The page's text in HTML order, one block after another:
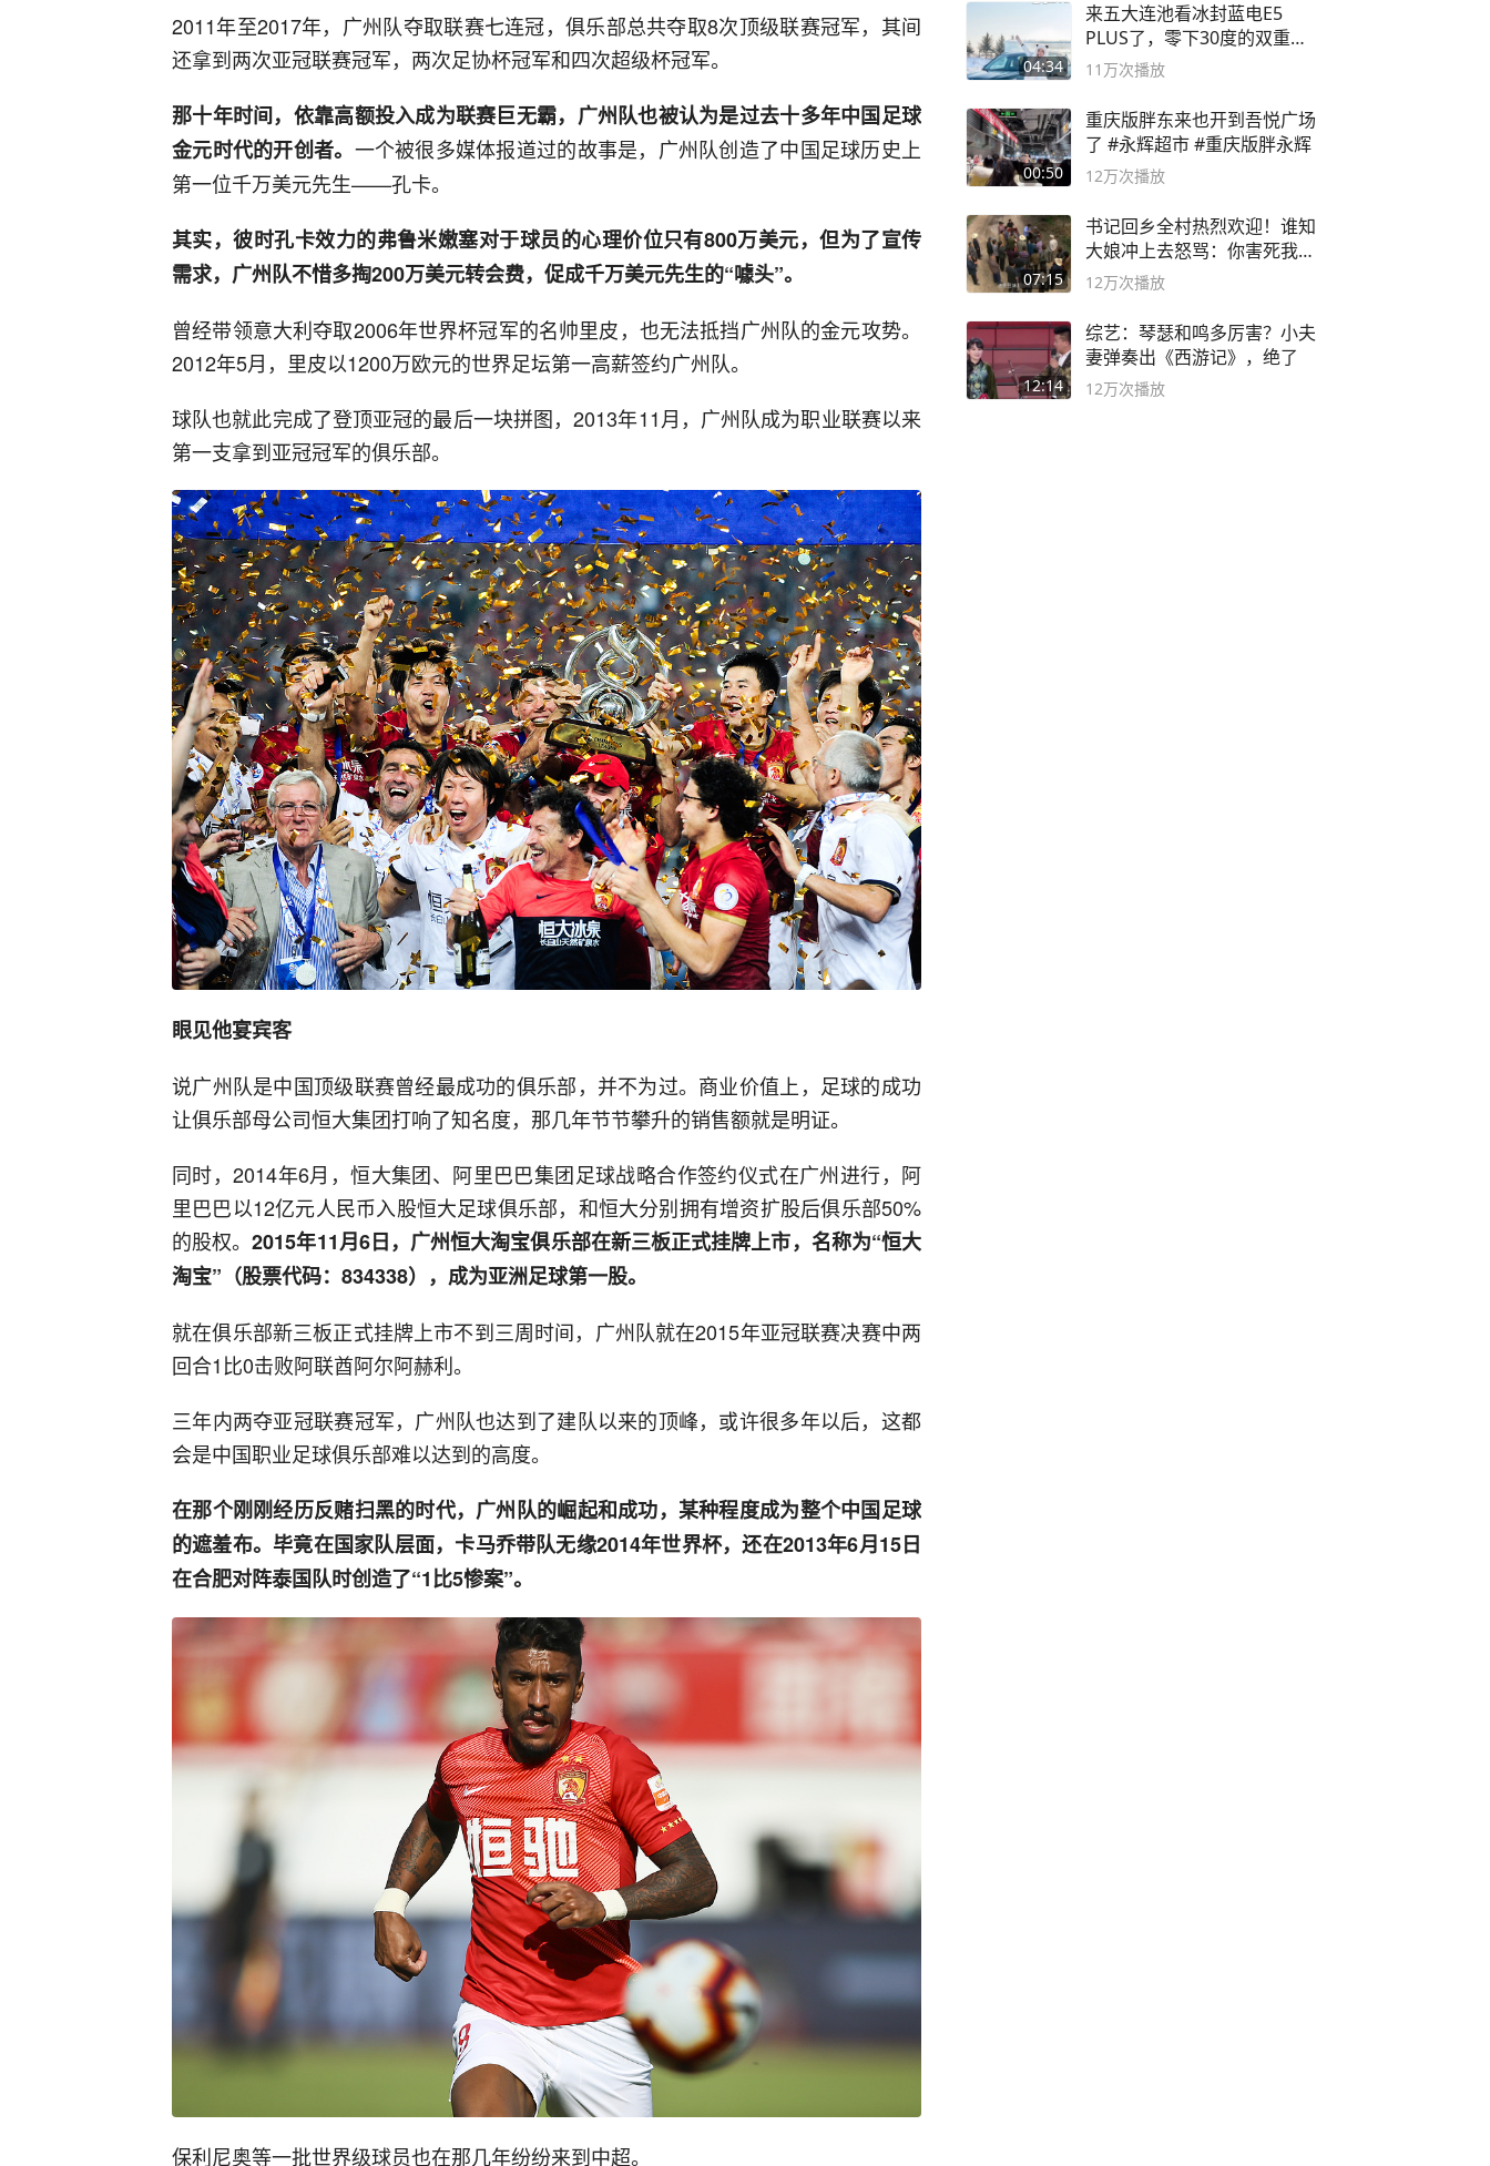
2011年至2017年，广州队夺取联赛七连冠，俱乐部总共夺取8次顶级联赛冠军，其间
还拿到两次亚冠联赛冠军，两次足协杯冠军和四次超级杯冠军。
那十年时间，依靠高额投入成为联赛巨无霸，广州队也被认为是过去十多年中国足球
金元时代的开创者。 一个被很多媒体报道过的故事是，广州队创造了中国足球历史上
第一位千万美元先生——孔卡。
其实，彼时孔卡效力的弗鲁米嫩塞对于球员的心理价位只有800万美元，但为了宣传
需求，广州队不惜多掏200万美元转会费，促成千万美元先生的“噱头”。
曾经带领意大利夺取2006年世界杯冠军的名帅里皮，也无法抵挡广州队的金元攻势。
2012年5月，里皮以1200万欧元的世界足坛第一高薪签约广州队。
球队也就此完成了登顶亚冠的最后一块拼图，2013年11月，广州队成为职业联赛以来
第一支拿到亚冠冠军的俱乐部。
眼见他宴宾客
说广州队是中国顶级联赛曾经最成功的俱乐部，并不为过。商业价值上，足球的成功
让俱乐部母公司恒大集团打响了知名度，那几年节节攀升的销售额就是明证。
同时，2014年6月，恒大集团、阿里巴巴集团足球战略合作签约仪式在广州进行，阿
里巴巴以12亿元人民币入股恒大足球俱乐部，和恒大分别拥有增资扩股后俱乐部50%
的股权。2015年11月6日，广州恒大淘宝俱乐部在新三板正式挂牌上市，名称为“恒大
淘宝”（股票代码：834338），成为亚洲足球第一股。
就在俱乐部新三板正式挂牌上市不到三周时间，广州队就在2015年亚冠联赛决赛中两
回合1比0击败阿联酋阿尔阿赫利。
三年内两夺亚冠联赛冠军，广州队也达到了建队以来的顶峰，或许很多年以后，这都
会是中国职业足球俱乐部难以达到的高度。
在那个刚刚经历反赌扫黑的时代，广州队的崛起和成功，某种程度成为整个中国足球
的遮羞布。毕竟在国家队层面，卡马乔带队无缘2014年世界杯，还在2013年6月15日
在合肥对阵泰国队时创造了“1比5惨案”。
保利尼奥等一批世界级球员也在那几年纷纷来到中超。
04:34
来五大连池看冰封蓝电E5
PLUS了，零下30度的双重冰
封40小时全录
11万次播放
00:50
重庆版胖东来也开到吾悦广场
了 #永辉超市 #重庆版胖永辉
12万次播放
07:15
书记回乡全村热烈欢迎！谁知
大娘冲上去怒骂：你害死我儿
子
12万次播放
12:14
综艺：琴瑟和鸣多厉害？小夫
妻弹奏出《西游记》，绝了
12万次播放